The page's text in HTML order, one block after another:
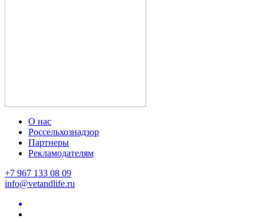
О нас
Россельхознадзор
Партнеры
Рекламодателям
+7 967 133 08 09
info@vetandlife.ru